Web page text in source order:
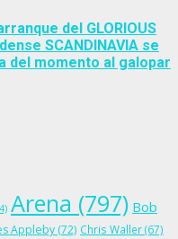
del GLORIOUS
SCANDINAVIA se
del momento al galopar
Arena (797) Bob
Appleby (72) Chris Waller(67)